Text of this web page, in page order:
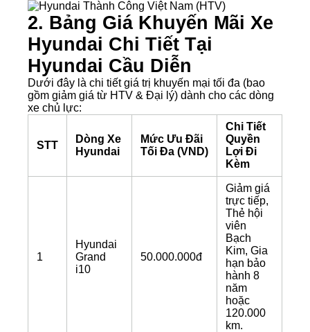
2. Bảng Giá Khuyến Mãi Xe
Hyundai Chi Tiết Tại
Hyundai Cầu Diễn
Dưới đây là chi tiết giá trị khuyến mại tối đa (bao
gồm giảm giá từ HTV & Đại lý) dành cho các dòng
xe chủ lực:
STT
Dòng Xe
Hyundai
Mức Ưu Đãi
Tối Đa (VND)
Chi Tiết
Quyền
Lợi Đi
Kèm
1
Hyundai
Grand
i10
50.000.000đ
Giảm giá
trực tiếp,
Thẻ hội
viên
Bạch
Kim, Gia
hạn bảo
hành 8
năm
hoặc
120.000
km.